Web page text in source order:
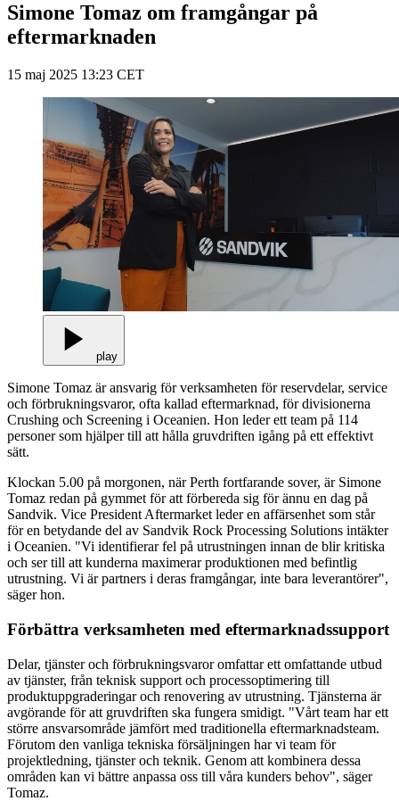
Simone Tomaz om framgångar på
eftermarknaden
15 maj 2025 13:23 CET
play
Simone Tomaz är ansvarig för verksamheten för reservdelar, service
och förbrukningsvaror, ofta kallad eftermarknad, för divisionerna
Crushing och Screening i Oceanien. Hon leder ett team på 114
personer som hjälper till att hålla gruvdriften igång på ett effektivt
sätt.
Klockan 5.00 på morgonen, när Perth fortfarande sover, är Simone
Tomaz redan på gymmet för att förbereda sig för ännu en dag på
Sandvik. Vice President Aftermarket leder en affärsenhet som står
för en betydande del av Sandvik Rock Processing Solutions intäkter
i Oceanien. "Vi identifierar fel på utrustningen innan de blir kritiska
och ser till att kunderna maximerar produktionen med befintlig
utrustning. Vi är partners i deras framgångar, inte bara leverantörer",
säger hon.
Förbättra verksamheten med eftermarknadssupport
Delar, tjänster och förbrukningsvaror omfattar ett omfattande utbud
av tjänster, från teknisk support och processoptimering till
produktuppgraderingar och renovering av utrustning. Tjänsterna är
avgörande för att gruvdriften ska fungera smidigt. "Vårt team har ett
större ansvarsområde jämfört med traditionella eftermarknadsteam.
Förutom den vanliga tekniska försäljningen har vi team för
projektledning, tjänster och teknik. Genom att kombinera dessa
områden kan vi bättre anpassa oss till våra kunders behov", säger
Tomaz.